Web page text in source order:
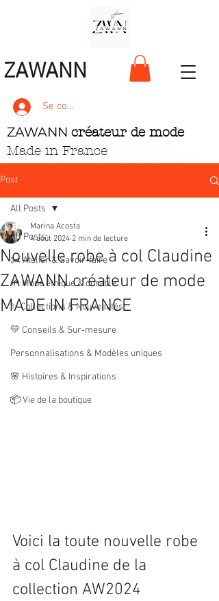
ZAWANN
Se connecter
ZAWANN créateur de mode
Made in France
écoresponsables pour femme. Un
Post
All Posts
✂️ Atelier & Savoir‑faire
🌱 Mode éthique & durable
✨ Collections & Nouveautés
💛 Conseils & Sur‑mesure
Personnalisations & Modèles uniques
🌸 Histoires & Inspirations
📦 Vie de la boutique
All Posts
Nouvelle robe à col Claudine
ZAWANN créateur de mode
MADE IN FRANCE
Marina Acosta
4 août 2024 2 min de lecture
Voici la toute nouvelle robe
à col Claudine de la
collection AW2024